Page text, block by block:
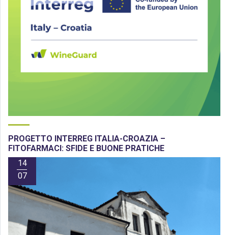
PROGETTO INTERREG ITALIA-CROAZIA –
FITOFARMACI: SFIDE E BUONE PRATICHE
14
07